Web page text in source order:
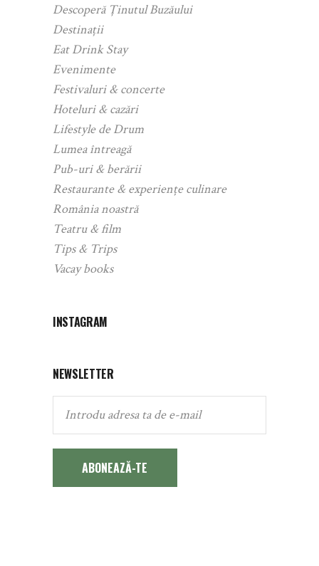
Descoperă Ținutul Buzăului
Destinații
Eat Drink Stay
Evenimente
Festivaluri & concerte
Hoteluri & cazări
Lifestyle de Drum
Lumea întreagă
Pub-uri & berării
Restaurante & experiențe culinare
România noastră
Teatru & film
Tips & Trips
Vacay books
INSTAGRAM
NEWSLETTER
ABONEAZĂ-TE